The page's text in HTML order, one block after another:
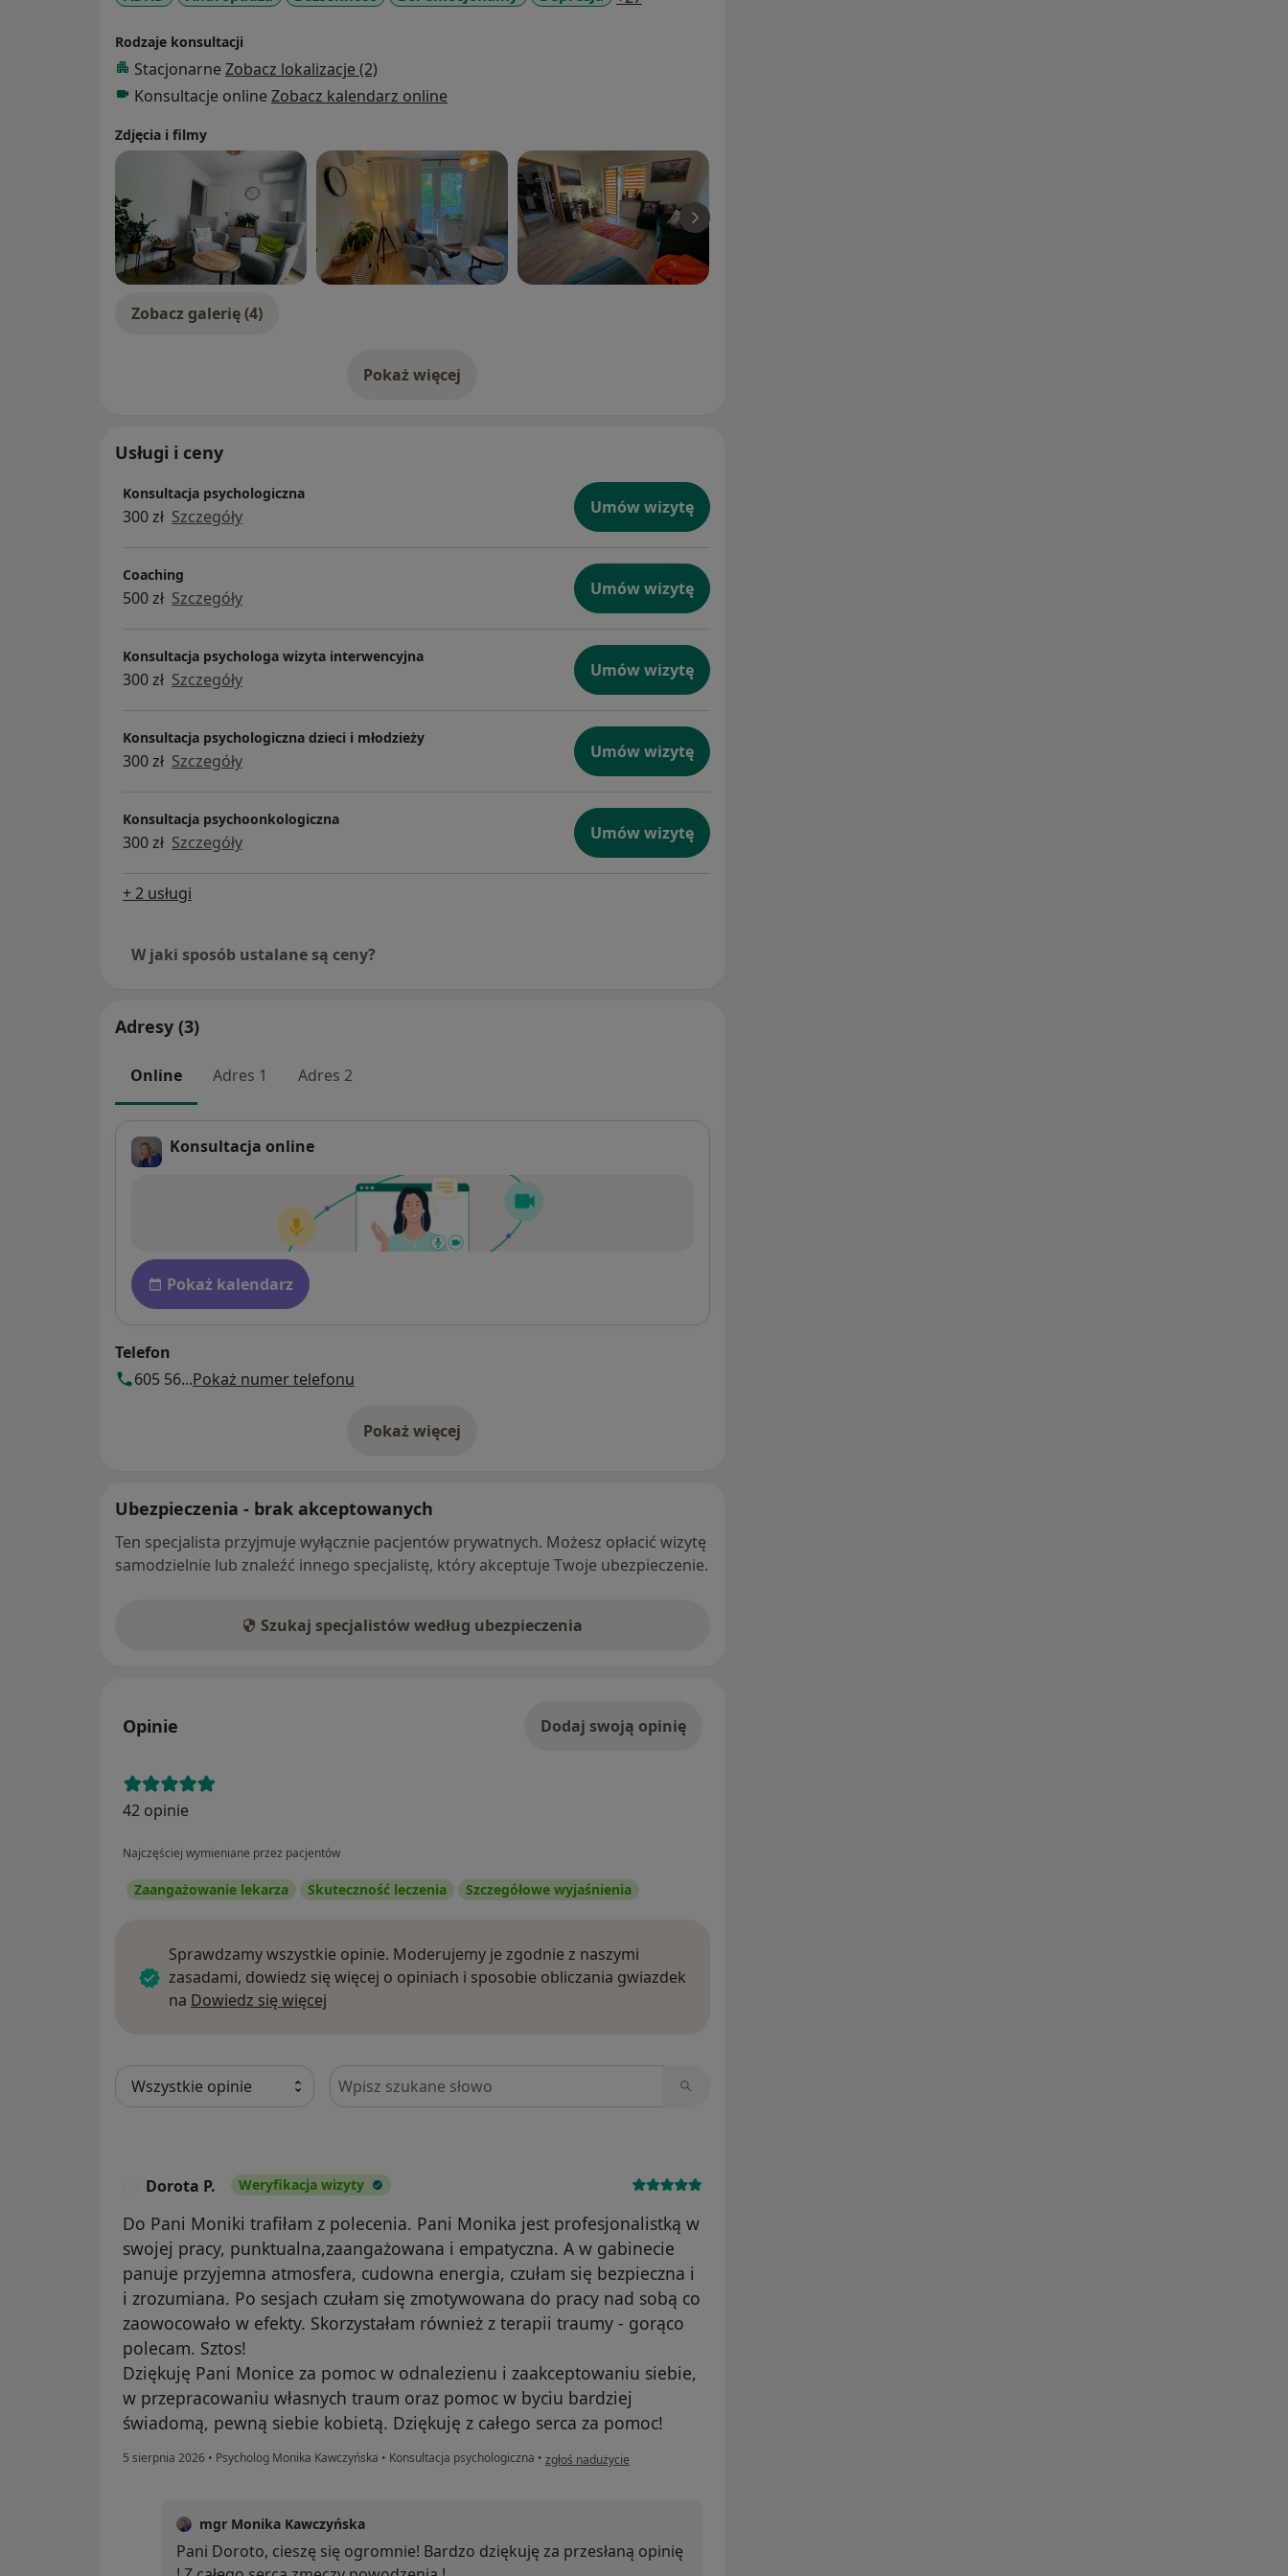
Rodzaje konsultacji
Stacjonarne Zobacz lokalizacje (2)
Konsultacje online Zobacz kalendarz online
Zdjęcia i filmy
Zobacz galerię (4)
Pokaż więcejo doświadczeniu
Usługi i ceny
Konsultacja psychologiczna
300 zł Szczegóły Umów wizytę
Coaching
500 zł Szczegóły Umów wizytę
Konsultacja psychologa wizyta interwencyjna
300 zł Szczegóły Umów wizytę
Konsultacja psychologiczna dzieci i młodzieży
300 zł Szczegóły Umów wizytę
Konsultacja psychoonkologiczna
300 zł Szczegóły Umów wizytę
+ 2 usługi
W jaki sposób ustalane są ceny?
Adresy (3)
Online Adres 1 Adres 2
Konsultacja online
Dostępność
Pokaż kalendarz
Telefon
605 56...Pokaż numer telefonu
Pokaż więcej
o adresie
Ubezpieczenia - brak akceptowanych
Ten specjalista przyjmuje wyłącznie pacjentów prywatnych. Możesz opłacić wizytę
samodzielnie lub znaleźć innego specjalistę, który akceptuje Twoje ubezpieczenie.
Szukaj specjalistów według ubezpieczenia
Opinie Dodaj swoją opinię
42 opinie
Najczęściej wymieniane przez pacjentów
Zaangażowanie lekarza Skuteczność leczenia Szczegółowe wyjaśnienia
Sprawdzamy wszystkie opinie. Moderujemy je zgodnie z naszymi
zasadami, dowiedz się więcej o opiniach i sposobie obliczania gwiazdek
na Dowiedz się więcej
Szukaj w opiniach
Dorota P. Weryfikacja wizyty
Do Pani Moniki trafiłam z polecenia. Pani Monika jest profesjonalistką w
swojej pracy, punktualna,zaangażowana i empatyczna. A w gabinecie
panuje przyjemna atmosfera, cudowna energia, czułam się bezpieczna i
i zrozumiana. Po sesjach czułam się zmotywowana do pracy nad sobą co
zaowocowało w efekty. Skorzystałam również z terapii traumy - gorąco
polecam. Sztos!
Dziękuję Pani Monice za pomoc w odnalezienu i zaakceptowaniu siebie,
w przepracowaniu własnych traum oraz pomoc w byciu bardziej
świadomą, pewną siebie kobietą. Dziękuję z całego serca za pomoc!
5 sierpnia 2026 • Psycholog Monika Kawczyńska • Konsultacja psychologiczna • w opinii użytkownika Dorota P.
zgłoś nadużycie
mgr Monika Kawczyńska
Pani Doroto, cieszę się ogromnie! Bardzo dziękuję za przesłaną opinię